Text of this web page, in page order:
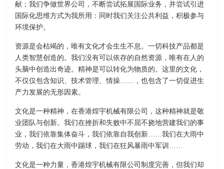
献；我们争做世界公司，不断尝试拓展国际业务，并尝试引进
国际化思维方式为我所用：同时我们关注公共利益，积极参与
环境保护。
资源是会枯竭的，唯有文化才会生生不息。一切科技产品都是
人类智慧创造的。我们没有可以依存的自然资源，唯有在人的
头脑中创造出奇迹。精神是可以转化为物质的。这里的文化，
不仅仅包含知识、技术管理、情操……，也包含了一切促进生
产力发展的无形因素。
文化是一种精神，在香港煌宇机械有限公司，这种精神就是敬
业团队与创新。我们在挫折和失败中不屈不挠地营建我们的事
业，我们依靠集体奋斗，我们依靠自我创新……我们在大雨中
劳动，我们在大雨中踢球，我们在狂风暴雨中军训……
文化是一种力量，香港煌宇机械有限公司制度完善，但我们却